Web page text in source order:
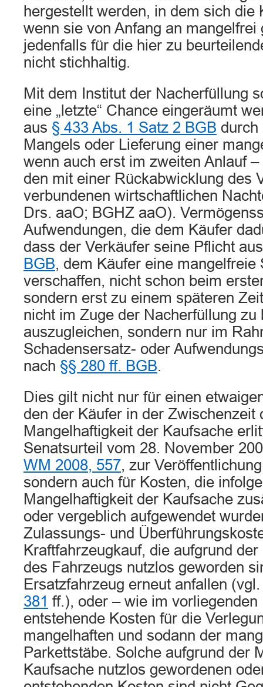
hergestellt werden, in dem sich die
wenn sie von Anfang an
jedenfalls für die hier zu
nicht stichhaltig.
Mit dem Institut der Nacherfüllung
eine „letzte“ Chance eingeräumt
aus § 433 Abs. 1 Satz 2 BGB durch
Mangels oder Lieferung einer
wenn auch erst im zweiten Anlauf
den mit einer Rückabwicklung des
verbundenen wirtschaftlichen
Drs. aaO; BGHZ aaO).
Aufwendungen, die dem Käufer
dass der Verkäufer seine Pflicht
BGB, dem Käufer eine mangelfreie
verschaffen, nicht schon beim
sondern erst zu einem späteren
nicht im Zuge der Nacherfüllung zu
auszugleichen, sondern nur im
Schadensersatz- oder
nach §§ 280 ff. BGB.
Dies gilt nicht nur für einen
den der Käufer in der Zwischenzeit
Mangelhaftigkeit der Kaufsache
Senatsurteil vom 28. November
WM 2008, 557, zur
sondern auch für Kosten, die
Mangelhaftigkeit der Kaufsache
oder vergeblich aufgewendet
Zulassungs- und
Kraftfahrzeugkauf, die aufgrund
des Fahrzeugs nutzlos geworden
Ersatzfahrzeug erneut anfallen
381 ff.), oder – wie im vorliegenden
entstehende Kosten für die
mangelhaften und sodann der
Parkettstäbe. Solche aufgrund der
Kaufsache nutzlos gewordenen